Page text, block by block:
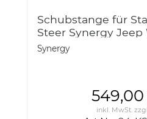
Schubstange für
Steer Synergy Jeep
Jeep Gladiator JT-
Synergy
549,00
inkl. MwSt.